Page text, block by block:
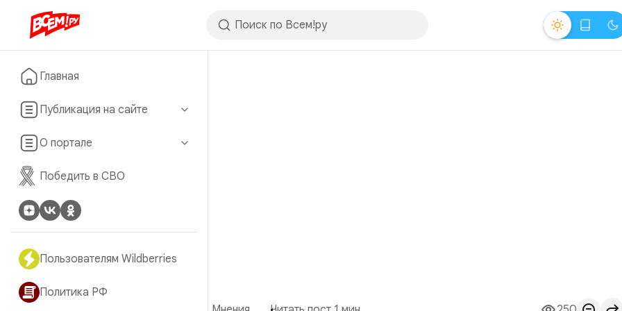
Главная
Публикация на сайте
О портале
Победить в СВО
Пользователям Wildberries
Политика РФ